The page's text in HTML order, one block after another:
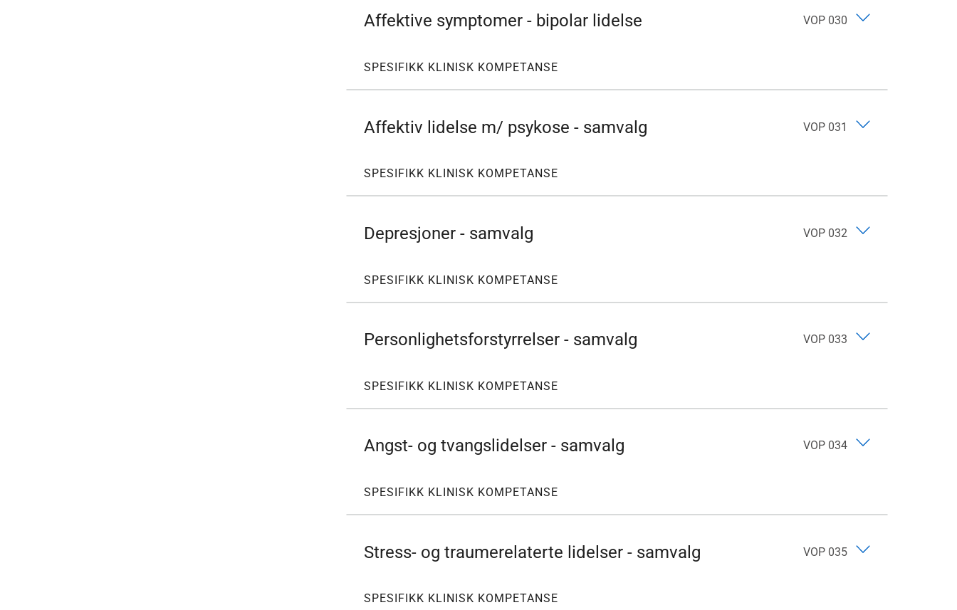
Affektive symptomer - bipolar lidelse VOP 030
SPESIFIKK KLINISK KOMPETANSE
Affektiv lidelse m/ psykose - samvalg VOP 031
SPESIFIKK KLINISK KOMPETANSE
Depresjoner - samvalg VOP 032
SPESIFIKK KLINISK KOMPETANSE
Personlighetsforstyrrelser - samvalg VOP 033
SPESIFIKK KLINISK KOMPETANSE
Angst- og tvangslidelser - samvalg VOP 034
SPESIFIKK KLINISK KOMPETANSE
Stress- og traumerelaterte lidelser - samvalg VOP 035
SPESIFIKK KLINISK KOMPETANSE